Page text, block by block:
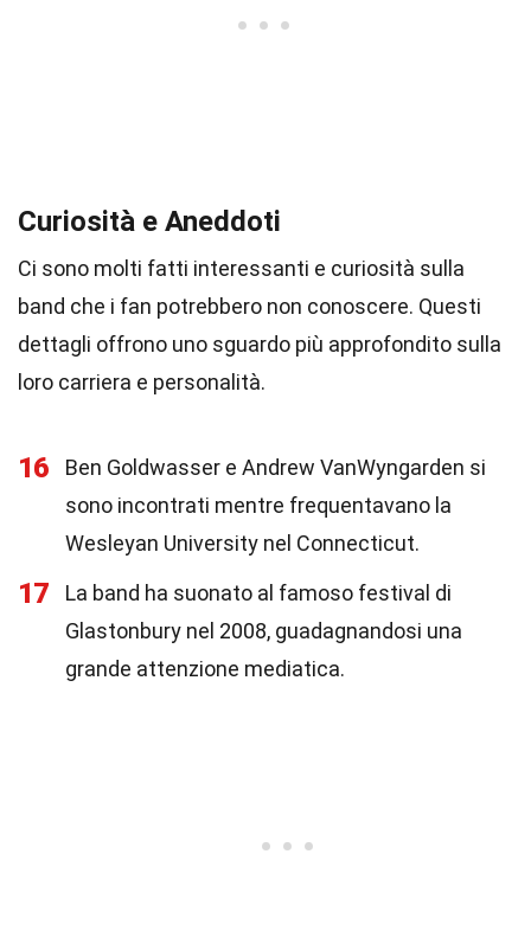
Curiosità e Aneddoti
Ci sono molti fatti interessanti e curiosità sulla
band che i fan potrebbero non conoscere. Questi
dettagli offrono uno sguardo più approfondito sulla
loro carriera e personalità.
16
Ben Goldwasser e Andrew VanWyngarden si
sono incontrati mentre frequentavano la
Wesleyan University nel Connecticut.
17
La band ha suonato al famoso festival di
Glastonbury nel 2008, guadagnandosi una
grande attenzione mediatica.